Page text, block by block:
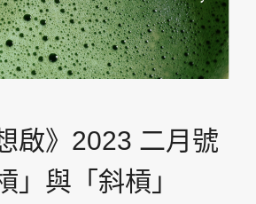
啟》2023 二月號
與「斜槓」